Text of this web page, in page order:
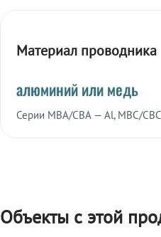
Материал проводника
алюминий или медь
Серии МВА/СВА — Al, МВС/
Объекты с этой